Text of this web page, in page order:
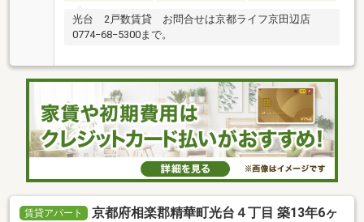
光台 2戸数賃貸 お問合せは京都ライフ京田辺店
0774−68−5300まで。
賃貸アパート
京都府相楽郡精華町光台４丁目 築13年6ヶ